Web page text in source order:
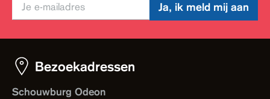
Ja, ik meld mij aan
Bezoekadressen
Schouwburg Odeon